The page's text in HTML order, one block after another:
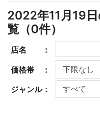
2022年11月19
覧（0件）
店名 ：
価格帯 ：
ジャンル：